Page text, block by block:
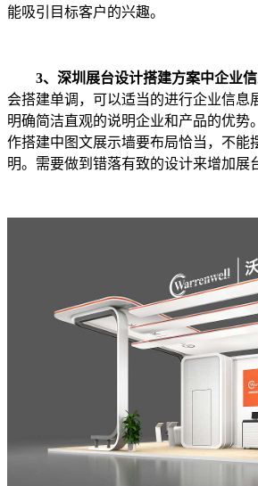
能吸引目标客户的兴趣。
3、深圳展台设计搭建方案中企业
会搭建单调，可以适当的进行企业信息
明确简洁直观的说明企业和产品的优势
作搭建中图文展示墙要布局恰当，不能
明。需要做到错落有致的设计来增加展